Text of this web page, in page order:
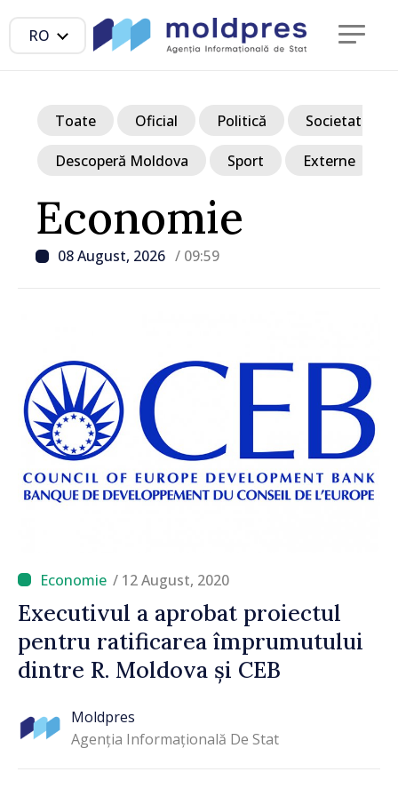
RO
Economie
08 August, 2026 / 09:59
Toate Oficial Politică Societate
Descoperă Moldova Sport Externe
/ 12 August, 2020
Executivul a aprobat proiectul
pentru ratificarea împrumutului
dintre R. Moldova și CEB
Moldpres
Agenția Informațională De Stat